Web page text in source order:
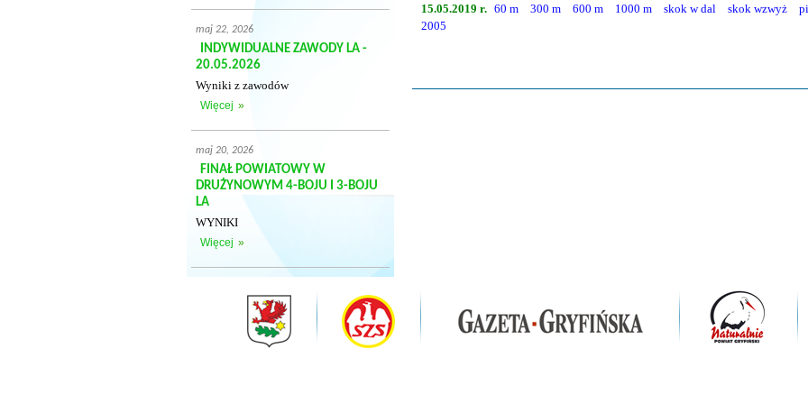
maj 22, 2026
INDYWIDUALNE ZAWODY LA -
20.05.2026
Wyniki z zawodów
Więcej »
maj 20, 2026
FINAŁ POWIATOWY W
DRUŻYNOWYM 4-BOJU I 3-BOJU
LA
WYNIKI
Więcej »
15.05.2019 r. 60 m 300 m 600 m 1000 m skok w dal skok wzwyż
2005